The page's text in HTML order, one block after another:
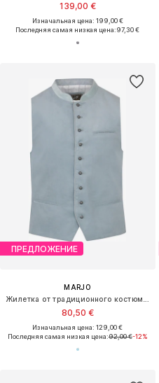
139,00 €
Изначальная цена: 199,00 €
Последняя самая низкая цена:97,30 €
ПРЕДЛОЖЕНИЕ
MARJO
80,50 €
Изначальная цена: 129,00 €
Последняя самая низкая цена:92,00 €-12%